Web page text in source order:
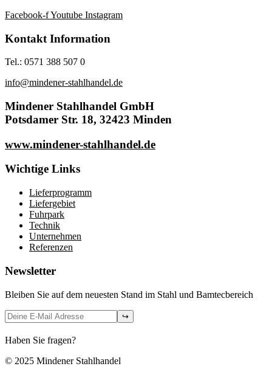
Facebook-fYoutube Instagram
Kontakt Information
Tel.: 0571 388 507 0
info@mindener-stahlhandel.de
Mindener Stahlhandel GmbH
Potsdamer Str. 18, 32423 Minden
www.mindener-stahlhandel.de
Wichtige Links
Lieferprogramm
Liefergebiet
Fuhrpark
Technik
Unternehmen
Referenzen
Newsletter
Bleiben Sie auf dem neuesten Stand im Stahl und Bamtecbereich
Haben Sie fragen?
© 2025 Mindener Stahlhandel